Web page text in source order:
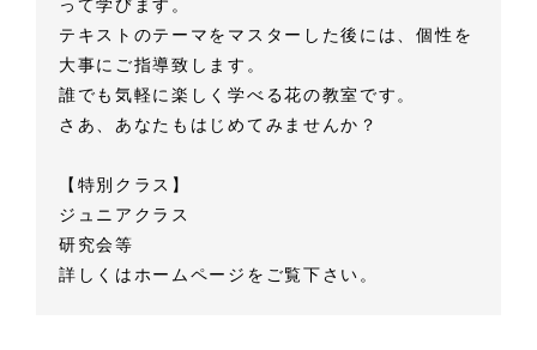
って学びます。
テキストのテーマをマスターした後には、個性を
大事にご指導致します。
誰でも気軽に楽しく学べる花の教室です。
さあ、あなたもはじめてみませんか？
【特別クラス】
ジュニアクラス
研究会等
詳しくはホームページをご覧下さい。